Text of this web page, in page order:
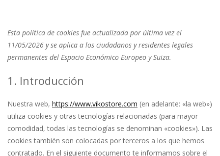
Esta política de cookies fue actualizada por última vez el
11/05/2026 y se aplica a los ciudadanos y residentes legales
permanentes del Espacio Económico Europeo y Suiza.
1. Introducción
Nuestra web, https://www.vikostore.com (en adelante: «la web»)
utiliza cookies y otras tecnologías relacionadas (para mayor
comodidad, todas las tecnologías se denominan «cookies»). Las
cookies también son colocadas por terceros a los que hemos
contratado. En el siguiente documento te informamos sobre el